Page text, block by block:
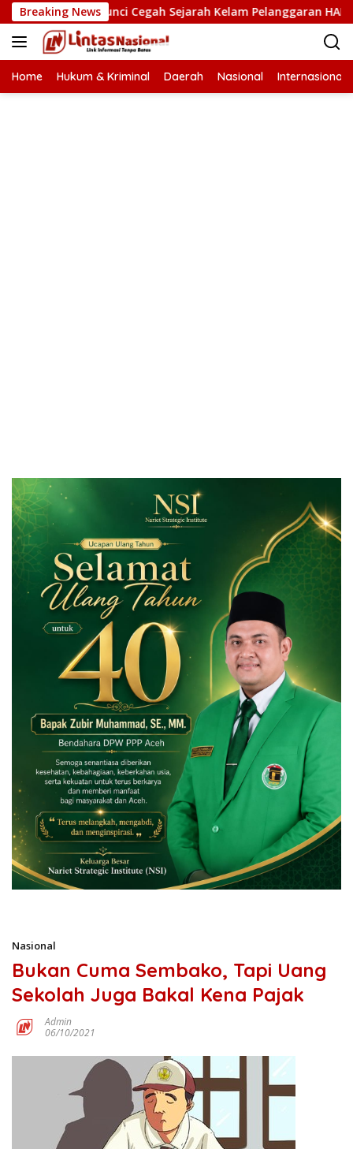
Langsung
ke
konten
Breaking News
HAM Kunci Cegah Sejarah Kelam Pelanggaran HAM Terulang
Home Hukum & Kriminal Daerah Nasional Internasional
Nasional
Bukan Cuma Sembako, Tapi Uang
Sekolah Juga Bakal Kena Pajak
Admin
06/10/2021